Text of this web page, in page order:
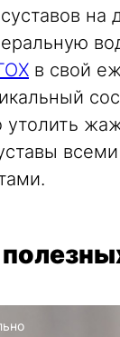
на
в свой
утолить
вода